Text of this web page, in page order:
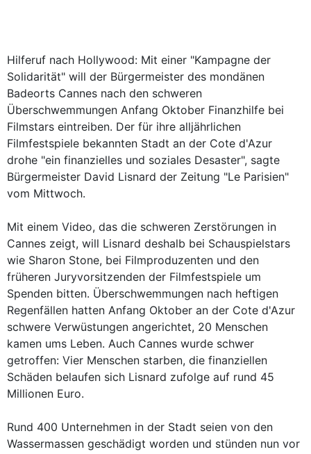
Hilferuf nach Hollywood: Mit einer "Kampagne der
Solidarität" will der Bürgermeister des mondänen
Badeorts Cannes nach den schweren
Überschwemmungen Anfang Oktober Finanzhilfe bei
Filmstars eintreiben. Der für ihre alljährlichen
Filmfestspiele bekannten Stadt an der Cote d'Azur
drohe "ein finanzielles und soziales Desaster", sagte
Bürgermeister David Lisnard der Zeitung "Le Parisien"
vom Mittwoch.
Mit einem Video, das die schweren Zerstörungen in
Cannes zeigt, will Lisnard deshalb bei Schauspielstars
wie Sharon Stone, bei Filmproduzenten und den
früheren Juryvorsitzenden der Filmfestspiele um
Spenden bitten. Überschwemmungen nach heftigen
Regenfällen hatten Anfang Oktober an der Cote d'Azur
schwere Verwüstungen angerichtet, 20 Menschen
kamen ums Leben. Auch Cannes wurde schwer
getroffen: Vier Menschen starben, die finanziellen
Schäden belaufen sich Lisnard zufolge auf rund 45
Millionen Euro.
Rund 400 Unternehmen in der Stadt seien von den
Wassermassen geschädigt worden und stünden nun vor